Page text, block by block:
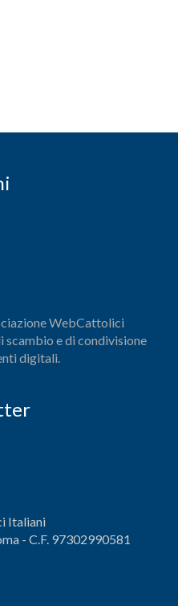
WebCattolici
scambio e di condivisione
digitali.
Italiani
- C.F. 97302990581